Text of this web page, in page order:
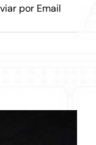
por Email